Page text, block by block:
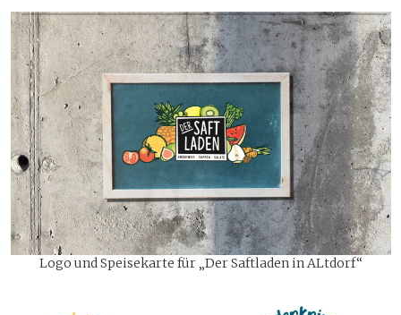
Logo und Speisekarte für „Der Saftladen in ALtdorf“